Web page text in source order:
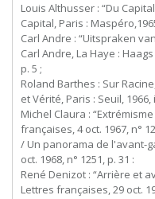
Louis Althusser : “Du
Capital, Paris :
Carl Andre : “Uitspraken van
Carl Andre, La Haye :
p. 5 ;
Roland Barthes : Sur
et Vérité, Paris : Seuil, 1966,
Michel Claura :
françaises, 4 oct. 1967, n°
/ Un panorama de l'avant-
oct. 1968, n° 1251, p. 31 :
René Denizot : “Arrière et
Lettres françaises, 29 oct.